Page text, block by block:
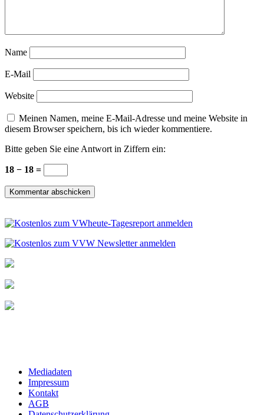
Name
E-Mail
Website
Meinen Namen, meine E-Mail-Adresse und meine Website in
diesem Browser speichern, bis ich wieder kommentiere.
Bitte geben Sie eine Antwort in Ziffern ein:
18 − 18 =
Mediadaten
Impressum
Kontakt
AGB